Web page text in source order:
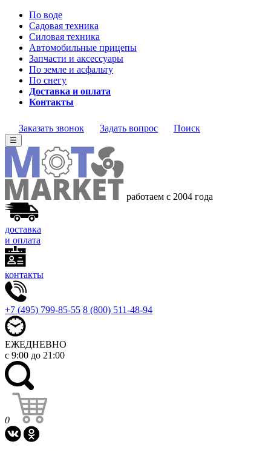
По воде
Садовая техника
Силовая техника
Автомобильные прицепы
Запчасти и аксессуары
По земле и асфальту
По снегу
Доставка и оплата
Контакты
Заказать звонок Задать вопрос Поиск
☰
работаем с 2004 года
доставка
и оплата
контакты
+7 (495) 799-85-55 8 (800) 511-48-94
ЕЖЕДНЕВНО
с 9:00 до 21:00
0